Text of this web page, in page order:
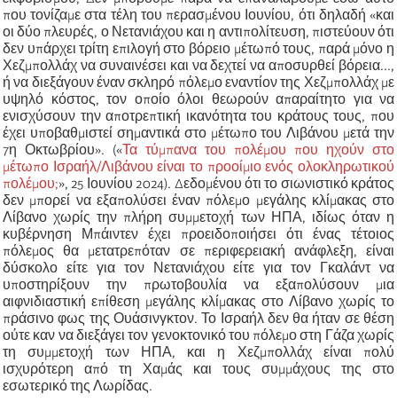
που τονίζαμε στα τέλη του περασμένου Ιουνίου, ότι δηλαδή «και
οι δύο πλευρές, ο Νετανιάχου και η αντιπολίτευση, πιστεύουν ότι
δεν υπάρχει τρίτη επιλογή στο βόρειο μέτωπό τους, παρά μόνο η
Χεζμπολλάχ να συναινέσει και να δεχτεί να αποσυρθεί βόρεια...,
ή να διεξάγουν έναν σκληρό πόλεμο εναντίον της Χεζμπολλάχ με
υψηλό κόστος, τον οποίο όλοι θεωρούν απαραίτητο για να
ενισχύσουν την αποτρεπτική ικανότητα του κράτους τους, που
έχει υποβαθμιστεί σημαντικά στο μέτωπο του Λιβάνου μετά την
7η Οκτωβρίου». («Τα τύμπανα του πολέμου που ηχούν στο
μέτωπο Ισραήλ/Λιβάνου είναι το προοίμιο ενός ολοκληρωτικού
πολέμου;», 25 Ιουνίου 2024). Δεδομένου ότι το σιωνιστικό κράτος
δεν μπορεί να εξαπολύσει έναν πόλεμο μεγάλης κλίμακας στο
Λίβανο χωρίς την πλήρη συμμετοχή των ΗΠΑ, ιδίως όταν η
κυβέρνηση Μπάιντεν έχει προειδοποιήσει ότι ένας τέτοιος
πόλεμος θα μετατρεπόταν σε περιφερειακή ανάφλεξη, είναι
δύσκολο είτε για τον Νετανιάχου είτε για τον Γκαλάντ να
υποστηρίξουν την πρωτοβουλία να εξαπολύσουν μια
αιφνιδιαστική επίθεση μεγάλης κλίμακας στο Λίβανο χωρίς το
πράσινο φως της Ουάσινγκτον. Το Ισραήλ δεν θα ήταν σε θέση
ούτε καν να διεξάγει τον γενοκτονικό του πόλεμο στη Γάζα χωρίς
τη συμμετοχή των ΗΠΑ, και η Χεζμπολλάχ είναι πολύ
ισχυρότερη από τη Χαμάς και τους συμμάχους της στο
εσωτερικό της Λωρίδας.